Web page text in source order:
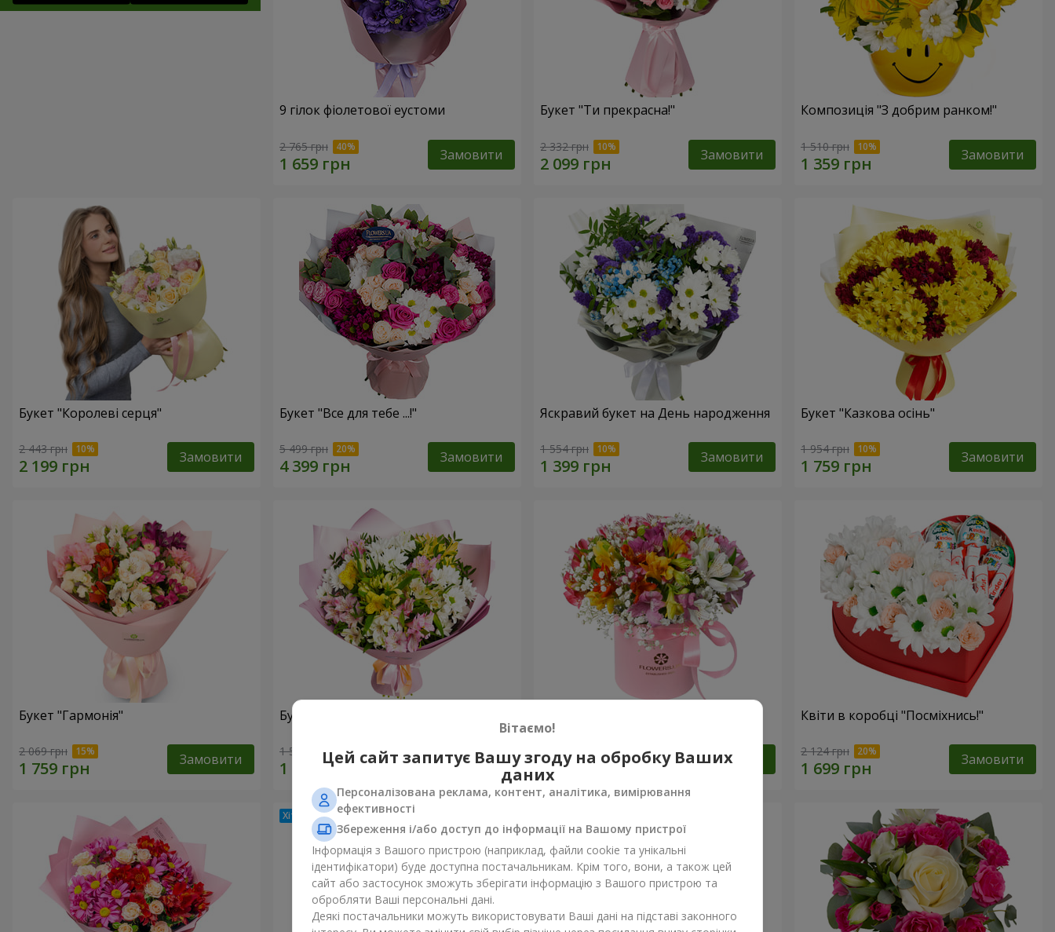
9 гілок фіолетової еустоми
2 765 грн Замовити
Букет "Ти прекрасна!"
2 332 грн Замовити
Композиція "З добрим ранком!"
1 510 грн Замовити
Букет "Королеві серця"
2 443 грн Замовити
Букет "Все для тебе ...!"
5 499 грн Замовити
Яскравий букет на День народження
1 554 грн Замовити
Букет "Казкова осінь"
1 954 грн Замовити
Букет "Гармонія"
2 069 грн Замовити
Букет квітів "Чудовий настрій"
1 554 грн Замовити 1 999 грн Замовити
Квіти в коробці "Посміхнись!"
2 124 грн Замовити
Вітаємо!
Цей сайт запитує Вашу згоду на обробку Ваших
даних
Персоналізована реклама, контент, аналітика, вимірювання
ефективності
Збереження і/або доступ до інформації на Вашому пристрої
Інформація з Вашого пристрою (наприклад, файли cookie та унікальні
ідентифікатори) буде доступна постачальникам. Крім того, вони, а також цей
сайт або застосунок зможуть зберігати інформацію з Вашого пристрою та
обробляти Ваші персональні дані.
Деякі постачальники можуть використовувати Ваші дані на підставі законного